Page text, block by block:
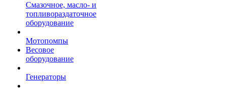
Смазочное, масло- и
топливораздаточное
оборудование
Мотопомпы
Весовое
оборудование
Генераторы